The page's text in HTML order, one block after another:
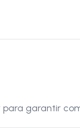
para garantir